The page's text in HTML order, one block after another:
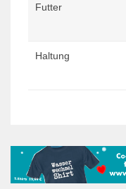
Futter
Haltung